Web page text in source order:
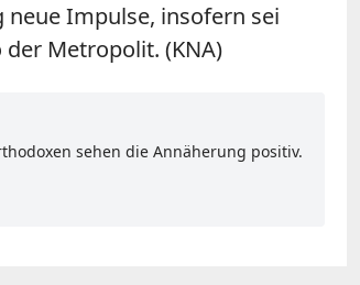
Impulse, insofern sei
Metropolit. (KNA)
sehen die Annäherung positiv.